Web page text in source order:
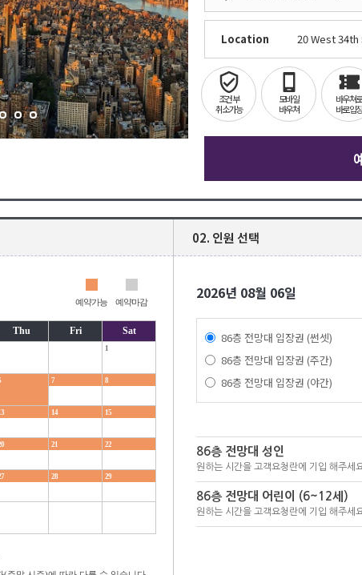
Location 20 West 34th
조건부
취소가능
모바일
바우쳐
바우쳐로
바로입장
예약가능 예약마감
Thu Fri Sat
1
7 8
14 15
21 22
28 29
02. 인원 선택
2026년 08월 06일
86층 전망대 입장권 (썬셋)
86층 전망대 입장권 (주간)
86층 전망대 입장권 (야간)
86층 전망대 성인
원하는 시간을 고객요청란에 기입 해주세
86층 전망대 어린이 (6~12세)
원하는 시간을 고객요청란에 기입 해주세